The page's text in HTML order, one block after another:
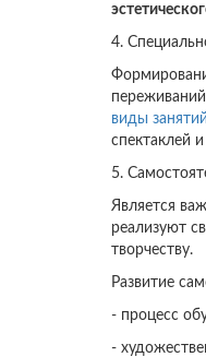
4.
виды занятий
спектаклей и
5.
Является
реализуют
творчеству.
Развитие
- процесс
-